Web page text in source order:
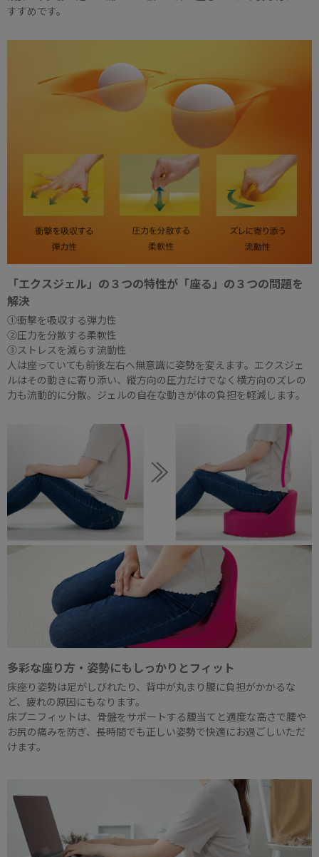
すすめです。
「エクスジェル」の３つの特性が「座る」の３つの問題を
解決
①衝撃を吸収する弾力性
②圧力を分散する柔軟性
③ストレスを減らす流動性
人は座っていても前後左右へ無意識に姿勢を変えます。エクスジェ
ルはその動きに寄り添い、縦方向の圧力だけでなく横方向のズレの
力も流動的に分散。ジェルの自在な動きが体の負担を軽減します。
多彩な座り方・姿勢にもしっかりとフィット
床座り姿勢は足がしびれたり、背中が丸まり腰に負担がかかるな
ど、疲れの原因にもなります。
床プニフィットは、骨盤をサポートする腰当てと適度な高さで腰や
お尻の痛みを防ぎ、長時間でも正しい姿勢で快適にお過ごしいただ
けます。